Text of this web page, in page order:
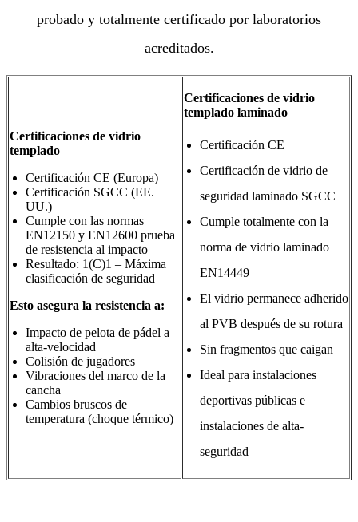
probado y totalmente certificado por laboratorios
acreditados.
Certificaciones de vidrio
templado
Certificación CE (Europa)
Certificación SGCC (EE.
UU.)
Cumple con las normas
EN12150 y EN12600 prueba
de resistencia al impacto
Resultado: 1(C)1 – Máxima
clasificación de seguridad
Esto asegura la resistencia a:
Impacto de pelota de pádel a
alta-velocidad
Colisión de jugadores
Vibraciones del marco de la
cancha
Cambios bruscos de
temperatura (choque térmico)
Certificaciones de vidrio
templado laminado
Certificación CE
Certificación de vidrio de
seguridad laminado SGCC
Cumple totalmente con la
norma de vidrio laminado
EN14449
El vidrio permanece adherido
al PVB después de su rotura
Sin fragmentos que caigan
Ideal para instalaciones
deportivas públicas e
instalaciones de alta-
seguridad